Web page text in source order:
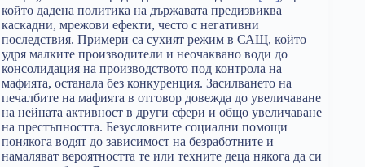
който дадена политика на държавата предизвиква
каскадни, мрежови ефекти, често с негативни
последствия. Примери са сухият режим в САЩ, който
удря малките производители и неочаквано води до
консолидация на производството под контрола на
мафията, останала без конкуренция. Засилването на
печалбите на мафията в отговор довежда до увеличаване
на нейната активност в други сфери и общо увеличаване
на престъпността. Безусловните социални помощи
понякога водят до зависимост на безработните и
намаляват вероятността те или техните деца някога да си